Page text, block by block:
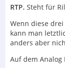
RTP. Steht für
Wenn diese
kann man
anders aber
Auf dem Analog